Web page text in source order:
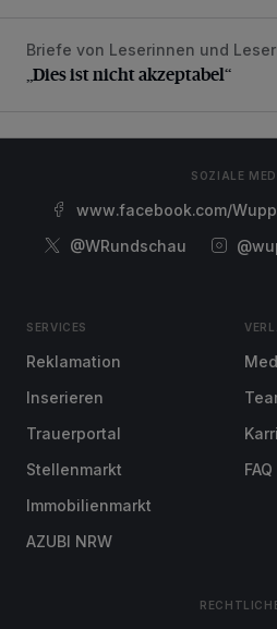
„Dies ist nicht akzeptabel“
Briefe von Leserinnen und
„Dies ist nicht akzeptabel“
SOZIALE
www.facebook.com/
@WRundschau
SERVICES
Reklamation
Inserieren
Trauerportal
Stellenmarkt
Immobilienmarkt
AZUBI NRW
FAQ